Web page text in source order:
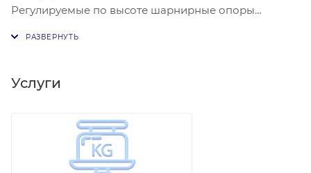
Регулируемые по высоте шарнирные опоры
эксплуатации на выбор 3 весовых индикатора: MI-H,
500 кг до 2000 кг 5 стандартных типоразмеров
платформ Материал платформы - углеродистая
сталь с лакокрасочным покрытием и рифленой
Услуги